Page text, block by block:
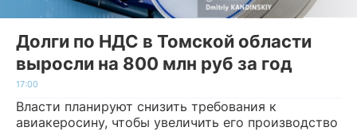
Долги по НДС в Томской области
выросли на 800 млн руб за год
17:00
Власти планируют снизить требования к
авиакеросину, чтобы увеличить его производство